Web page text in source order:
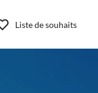
Liste de souhaits